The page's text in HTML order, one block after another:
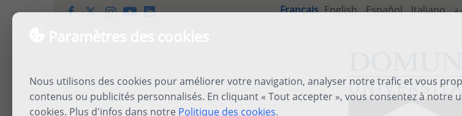
Nous utilisons des cookies pour améliorer votre navigation, analyser notre trafic et vous
contenus ou publicités personnalisés. En cliquant « Tout accepter », vous consentez à notre
cookies. Plus d'infos dans notre Politique des cookies.
Français English Español Italiano